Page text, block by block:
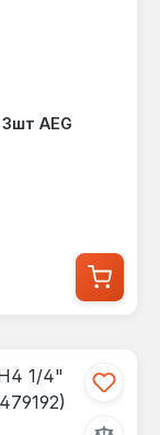
AEG